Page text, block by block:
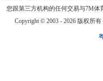
您跟第三方机构的任何交易与7M
Copyright © 2003 - 2026 版权所有